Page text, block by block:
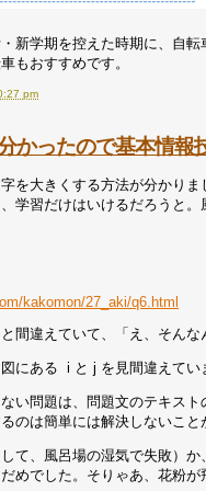
新学期を控えた時期に、自
もおすすめです。
pm
かったので基本情
を大きくする方法が分かり
学習だけはいけるだろうと
kakomon/27_aki/q6.html
間違えていて、「え、そん
にある i と j を見間違えてい
い問題は、問題文のテキス
のは簡単には解決しないこと
て、風呂場の湿気で失敗）
めでした。そりゃあ、花粉